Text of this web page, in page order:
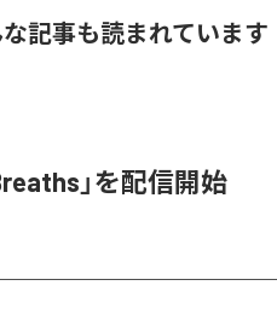
な記事も読まれています
」を配信開始